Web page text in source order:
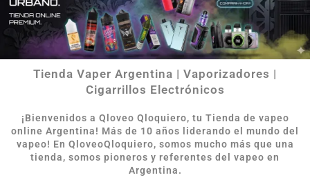
Tienda Vaper Argentina | Vaporizadores |
Cigarrillos Electrónicos
¡Bienvenidos a Qloveo Qloquiero, tu Tienda de vapeo
online Argentina! Más de 10 años liderando el mundo del
vapeo! En QloveoQloquiero, somos mucho más que una
tienda, somos pioneros y referentes del vapeo en
Argentina.